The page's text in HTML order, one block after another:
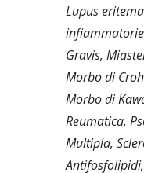
Lupus
Gravis,
Morbo di
Morbo di
Reumatica,
Multipla,